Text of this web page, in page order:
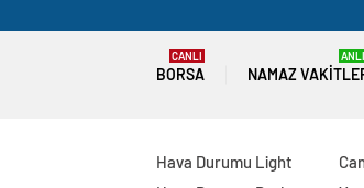
BORSA
CANLI
NAMAZ
Hava Durumu Light